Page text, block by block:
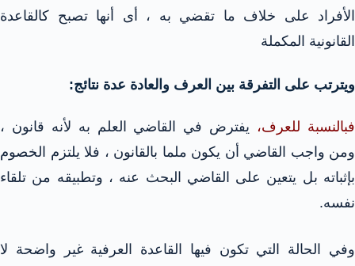
الأفراد على خلاف ما تقضي به ، أى أنها تصبح كالقاعدة
القانونية المكملة
ويترتب على التفرقة بين العرف والعادة عدة نتائج:
فبالنسبة للعرف، يفترض في القاضي العلم به لأنه قانون ،
ومن واجب القاضي أن يكون ملما بالقانون ، فلا يلتزم الخصوم
بإثباته بل يتعين على القاضي البحث عنه ، وتطبيقه من تلقاء
نفسه.
وفي الحالة التي تكون فيها القاعدة العرفية غير واضحة لا